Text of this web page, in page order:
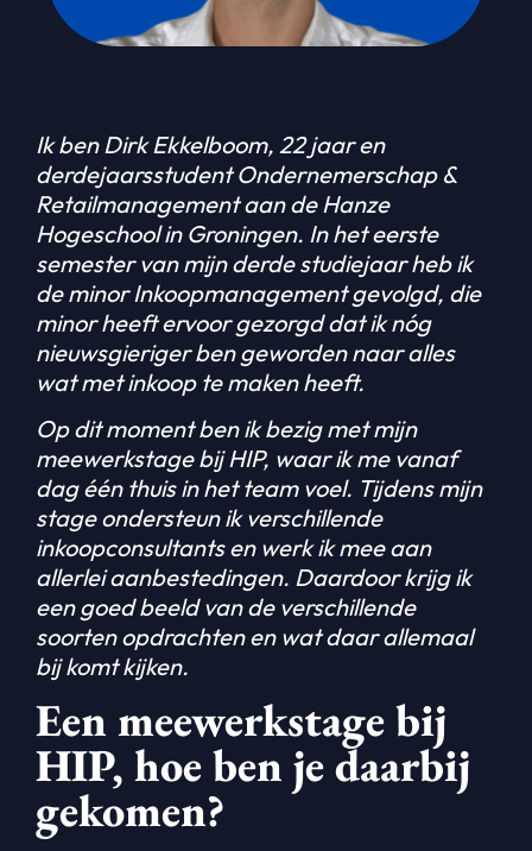
Ik ben Dirk Ekkelboom, 22 jaar en
derdejaarsstudent Ondernemerschap &
Retailmanagement aan de Hanze
Hogeschool in Groningen. In het eerste
semester van mijn derde studiejaar heb ik
de minor Inkoopmanagement gevolgd, die
minor heeft ervoor gezorgd dat ik nóg
nieuwsgieriger ben geworden naar alles
wat met inkoop te maken heeft.
Op dit moment ben ik bezig met mijn
meewerkstage bij HIP, waar ik me vanaf
dag één thuis in het team voel. Tijdens mijn
stage ondersteun ik verschillende
inkoopconsultants en werk ik mee aan
allerlei aanbestedingen. Daardoor krijg ik
een goed beeld van de verschillende
soorten opdrachten en wat daar allemaal
bij komt kijken.
Een meewerkstage bij
HIP, hoe ben je daarbij
gekomen?